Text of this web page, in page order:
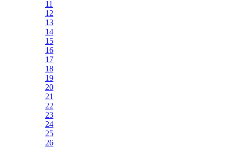
11
12
13
14
15
16
17
18
19
20
21
22
23
24
25
26